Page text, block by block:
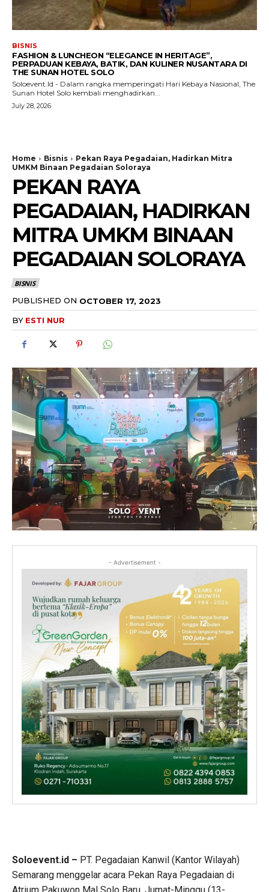
BISNIS
FASHION & LUNCHEON “ELEGANCE IN HERITAGE”,
PERPADUAN KEBAYA, BATIK, DAN KULINER NUSANTARA DI
THE SUNAN HOTEL SOLO
Soloevent.Id - Dalam rangka memperingati Hari Kebaya Nasional, The
Sunan Hotel Solo kembali menghadirkan...
July 28, 2026